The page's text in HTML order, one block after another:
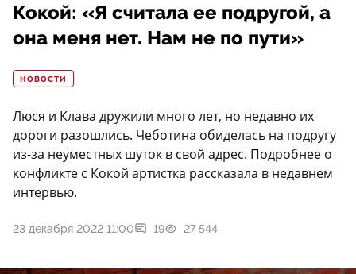
Кокой: «Я считала ее подругой, а
она меня нет. Нам не по пути»
НОВОСТИ
Люся и Клава дружили много лет, но недавно их
дороги разошлись. Чеботина обиделась на подругу
из-за неуместных шуток в свой адрес. Подробнее о
конфликте с Кокой артистка рассказала в недавнем
интервью.
23 декабря 2022 11:00 19 27 544